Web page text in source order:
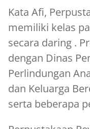
Kata Afi,
memiliki kelas
secara daring .
dengan Dinas
Perlindungan
dan Keluarga
serta beberapa